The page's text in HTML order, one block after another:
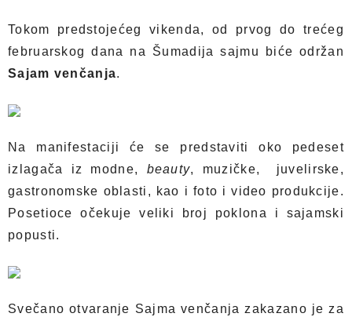
Tokom predstojećeg vikenda, od prvog do trećeg
februarskog dana na Šumadija sajmu biće održan
Sajam venčanja.
Na manifestaciji će se predstaviti oko pedeset
izlagača iz modne, beauty, muzičke, juvelirske,
gastronomske oblasti, kao i foto i video produkcije.
Posetioce očekuje veliki broj poklona i sajamski
popusti.
Svečano otvaranje Sajma venčanja zakazano je za